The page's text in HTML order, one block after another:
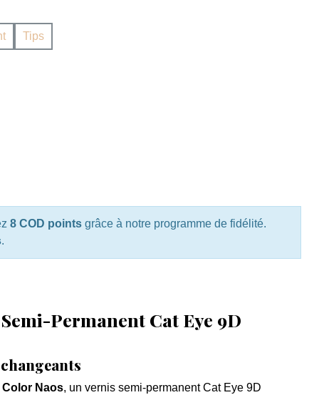
Tips
8 COD pointsgrâce à notre programme de fidélité.
.
Permanent Cat Eye 9D
Color Naos, un vernis semi-permanent Cat Eye 9D